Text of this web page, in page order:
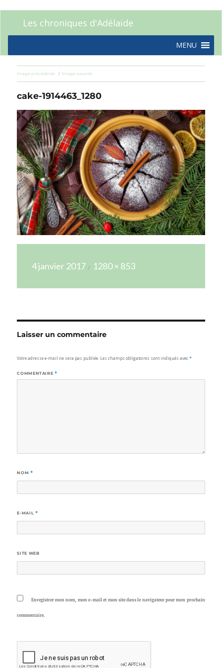
Les chroniques d'Adélaïde
MENU
Image précédente Image suivante
cake-1914463_1280
le
4 janvier 2017
réelle
1280 × 853
Laisser un commentaire
Votre adresse e-mail ne sera pas publiée. Les champs obligatoires sont indiqués avec*
COMMENTAIRE *
NOM *
E-MAIL *
SITE WEB
Enregistrer mon nom, mon e-mail et mon site dans le navigateur pour mon prochain
commentaire.